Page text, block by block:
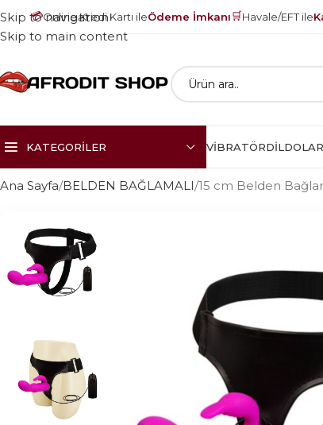
💳Online Kredi Kartı ileÖdeme İmkanı🛒Havale/EFT ile
Skip to navigation
Skip to main content
KATEGORILER VIBRATÖRDILDOLAR
Ana Sayfa BELDEN BAĞLAMALI 15 cm Belden